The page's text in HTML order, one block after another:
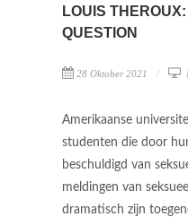
LOUIS
QUESTION
28 Oktober 2021
Amerikaanse
studenten die door
beschuldigd van
meldingen van
dramatisch zijn